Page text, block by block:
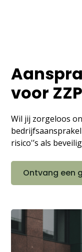
voor
Wil jij zorgeloos
risico'’s als
Ontvang een